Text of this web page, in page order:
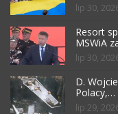
lip 30,
Resort
MSWiA
lip 30,
D.
Polacy,…
lip 29,